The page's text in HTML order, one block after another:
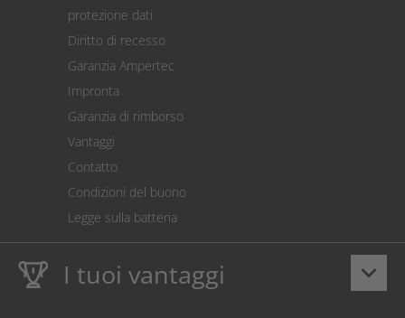
Restituzione della merce
Calcolatore dei costi
Impostazioni dei cookie
protezione dati
Diritto di recesso
Garanzia Ampertec
Impronta
Garanzia di rimborso
Vantaggi
Contatto
Condizioni del buono
Legge sulla batteria
keyboard_arrow_down
I tuoi vantaggi